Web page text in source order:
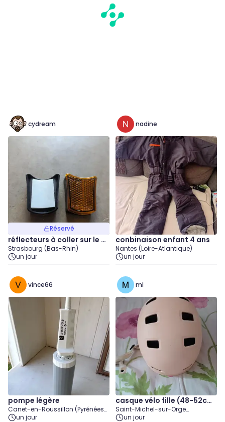
cydream
Réservé
réflecteurs à coller sur le vé
lo
Strasbourg (Bas-Rhin)
un jour
nadine
conbinaison enfant 4 ans
Nantes (Loire-Atlantique)
un jour
vince66
pompe légère
Canet-en-Roussillon (Pyrénées-
Orientales)
un jour
ml
casque vélo fille (48-52c
m)
Saint-Michel-sur-Orge
(Essonne)
un jour